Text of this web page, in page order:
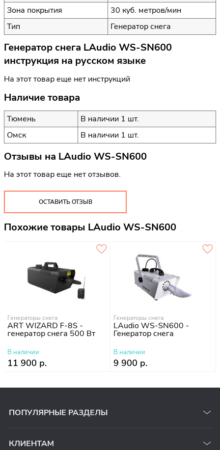
Зона покрытия
30 куб. метров/мин
Тип
Генератор снега
Генератор снега LAudio WS-SN600
инструкция на русском языке
На этот товар еще нет инструкций
Наличие товара
Тюмень
В наличии 1 шт.
Омск
В наличии 1 шт.
Отзывы на LAudio WS-SN600
На этот товар еще нет отзывов.
ОСТАВИТЬ ОТЗЫВ
Похожие товары LAudio WS-SN600
Генераторы снега
ART WIZARD F-8S -
генератор снега 500 Вт
В наличии
11 900 р.
Генераторы снега
LAudio WS-SN600 -
Генератор снега
В наличии
9 900 р.
ПОПУЛЯРНЫЕ РАЗДЕЛЫ
КЛИЕНТАМ